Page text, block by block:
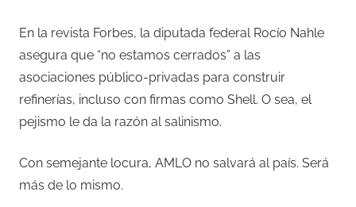
En la revista Forbes, la diputada federal Rocío Nahle
asegura que “no estamos cerrados” a las
asociaciones público-privadas para construir
refinerías, incluso con firmas como Shell. O sea, el
pejismo le da la razón al salinismo.
Con semejante locura, AMLO no salvará al país. Será
más de lo mismo.